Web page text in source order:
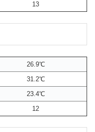
13
26.9℃
31.2℃
23.4℃
12